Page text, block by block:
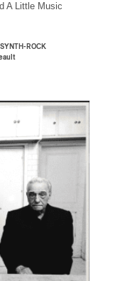
A Little Music
SYNTH-ROCK